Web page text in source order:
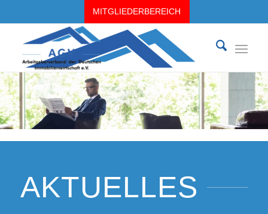
MITGLIEDERBEREICH
AKTUELLES